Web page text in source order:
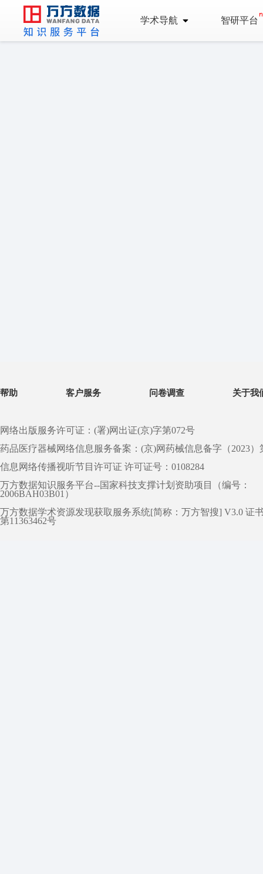
学术导航 智研平台
帮助 客户服务 问卷调查 关于我
网络出版服务许可证：(署)网出证(京)字第072号
药品医疗器械网络信息服务备案：(京)网药械信息备字（2023）
信息网络传播视听节目许可证 许可证号：0108284
万方数据知识服务平台--国家科技支撑计划资助项目（编号：
2006BAH03B01）
万方数据学术资源发现获取服务系统[简称：万方智搜] V3.0 证
第11363462号